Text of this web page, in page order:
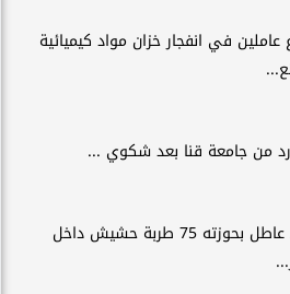
في انفجار خزان مواد كيميائية
من جامعة قنا بعد شكوي ...
ضبط عاطل بحوزته 75 طربة حشيش داخل